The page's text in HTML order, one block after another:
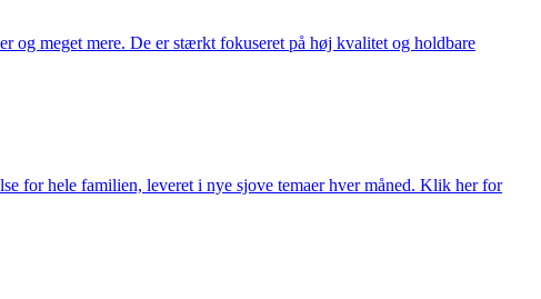
og meget mere. De er stærkt fokuseret på høj kvalitet og holdbare
for hele familien, leveret i nye sjove temaer hver måned. Klik her for